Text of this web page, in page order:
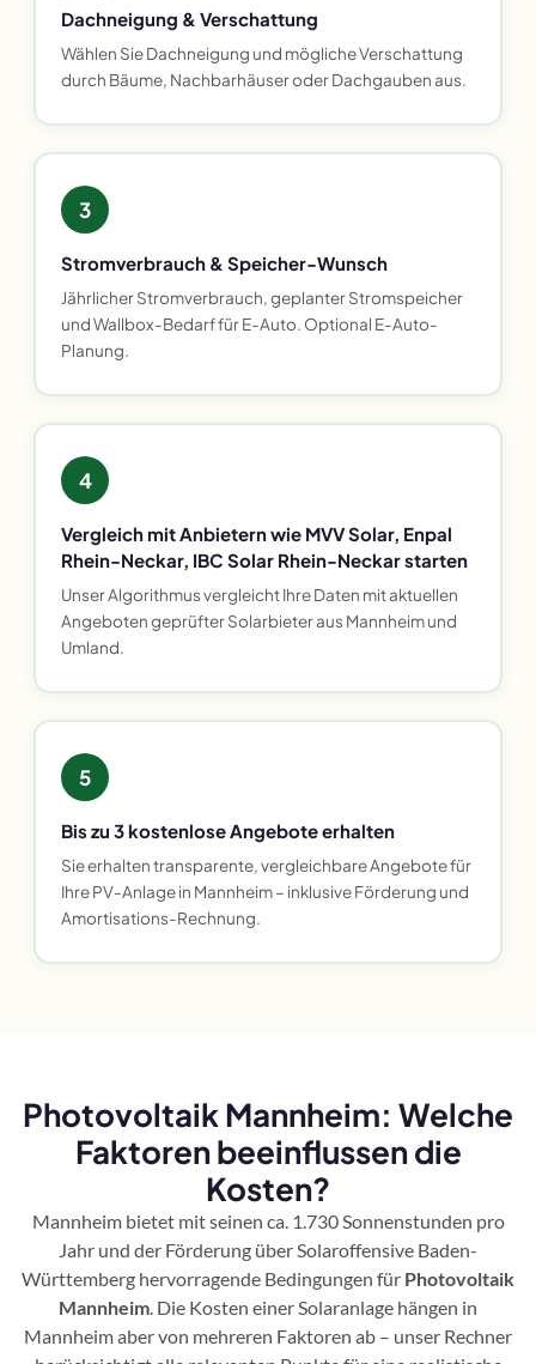
Dachneigung & Verschattung
Wählen Sie Dachneigung und mögliche Verschattung
durch Bäume, Nachbarhäuser oder Dachgauben aus.
3
Stromverbrauch & Speicher-Wunsch
Jährlicher Stromverbrauch, geplanter Stromspeicher
und Wallbox-Bedarf für E-Auto. Optional E-Auto-
Planung.
4
Vergleich mit Anbietern wie MVV Solar, Enpal
Rhein-Neckar, IBC Solar Rhein-Neckar starten
Unser Algorithmus vergleicht Ihre Daten mit aktuellen
Angeboten geprüfter Solarbieter aus Mannheim und
Umland.
5
Bis zu 3 kostenlose Angebote erhalten
Sie erhalten transparente, vergleichbare Angebote für
Ihre PV-Anlage in Mannheim – inklusive Förderung und
Amortisations-Rechnung.
Photovoltaik Mannheim: Welche
Faktoren beeinflussen die
Kosten?
Mannheim bietet mit seinen ca. 1.730 Sonnenstunden pro
Jahr und der Förderung über Solaroffensive Baden-
Württemberg hervorragende Bedingungen für Photovoltaik
Mannheim. Die Kosten einer Solaranlage hängen in
Mannheim aber von mehreren Faktoren ab – unser Rechner